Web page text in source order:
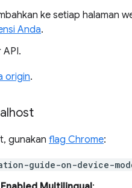
ke setiap halaman
Anda.
origin.
gunakan flag Chrome:
guide-on-device-